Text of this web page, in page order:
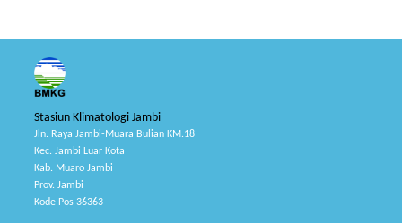
Stasiun Klimatologi Jambi
Jln. Raya Jambi-Muara Bulian KM.18
Kec. Jambi Luar Kota
Kab. Muaro Jambi
Prov. Jambi
Kode Pos 36363